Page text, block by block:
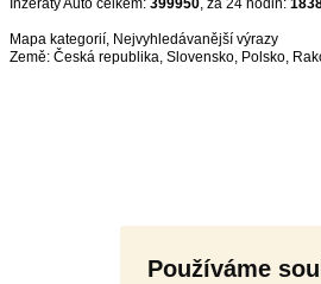
Používáme
Inzeráty Auto celkem: 399950, za 24 hodin:
Mapa kategorií, Nejvyhledávanější výrazy
Země: Česká republika, Slovensko, Polsko,